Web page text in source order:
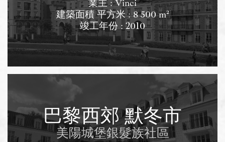
業主 : Vinci
建築面積 平方米 : 8 500 m²
竣工年份 : 2010
巴黎西郊 默冬市
美陽城堡銀髮族社區